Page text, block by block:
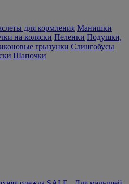
для кормления Манишки
на коляски Пеленки Подушки,
грызунки Слингобусы
Шапочки